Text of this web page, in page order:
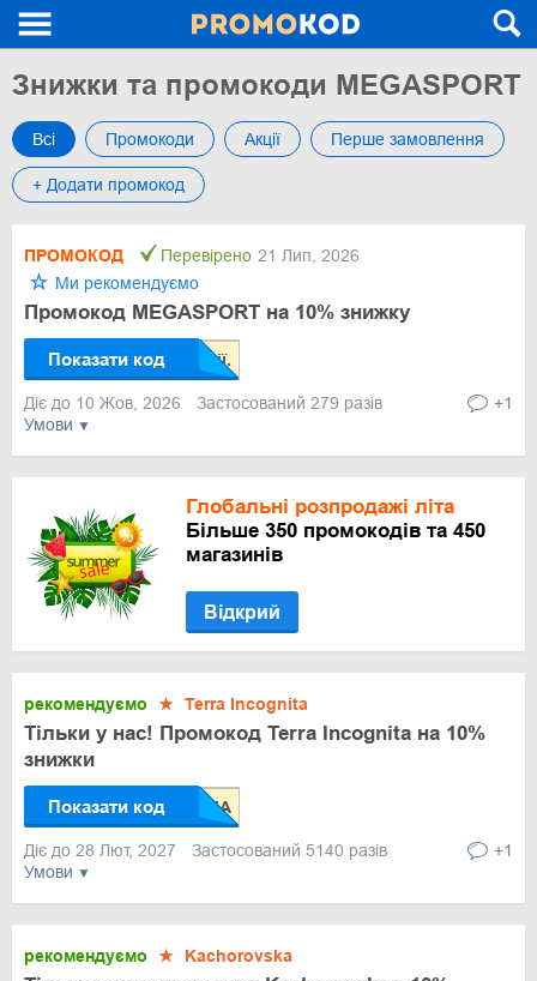
Знижки та промокоди MEGASPORT
Всі Промокоди Акції Перше замовлення
+ Додати промокод
Умови
ПРОМОКОД Перевірено 21 Лип, 2026
Ми рекомендуємо
Промокод MEGASPORT на 10% знижку
Показати код
Діє до 10 Жов, 2026 Застосований 279 разів +1
Глобальні розпродажі літа
Більше 350 промокодів та 450
магазинів
Відкрий
Умови
рекомендуємо ★ Terra Incognita
Тільки у нас! Промокод Terra Incognita на 10%
знижки
Показати код
Діє до 28 Лют, 2027 Застосований 5140 разів +1
рекомендуємо ★ Kachorovska